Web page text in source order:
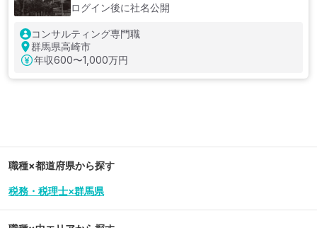
ログイン後に社名公開
コンサルティング専門職
群馬県高崎市
年収600〜1,000万円
職種×都道府県から探す
税務・税理士×群馬県